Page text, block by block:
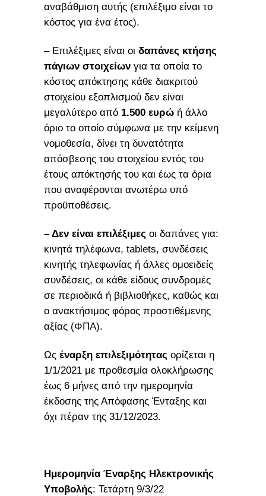
αναβάθμιση αυτής (επιλέξιμο είναι το
κόστος για ένα έτος).
– Επιλέξιμες είναι οι δαπάνες κτήσης
πάγιων στοιχείων για τα οποία το
κόστος απόκτησης κάθε διακριτού
στοιχείου εξοπλισμού δεν είναι
μεγαλύτερο από 1.500 ευρώ ή άλλο
όριο το οποίο σύμφωνα με την κείμενη
νομοθεσία, δίνει τη δυνατότητα
απόσβεσης του στοιχείου εντός του
έτους απόκτησής του και έως τα όρια
που αναφέρονται ανωτέρω υπό
προϋποθέσεις.
– Δεν είναι επιλέξιμες οι δαπάνες για:
κινητά τηλέφωνα, tablets, συνδέσεις
κινητής τηλεφωνίας ή άλλες ομοειδείς
συνδέσεις, οι κάθε είδους συνδρομές
σε περιοδικά ή βιβλιοθήκες, καθώς και
ο ανακτήσιμος φόρος προστιθέμενης
αξίας (ΦΠΑ).
Ως έναρξη επιλεξιμότητας ορίζεται η
1/1/2021 με προθεσμία ολοκλήρωσης
έως 6 μήνες από την ημερομηνία
έκδοσης της Απόφασης Ένταξης και
όχι πέραν της 31/12/2023.
Ημερομηνία Έναρξης Ηλεκτρονικής
Υποβολής: Τετάρτη 9/3/22